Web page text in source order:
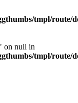
tmpl/route/
on null in
tmpl/route/